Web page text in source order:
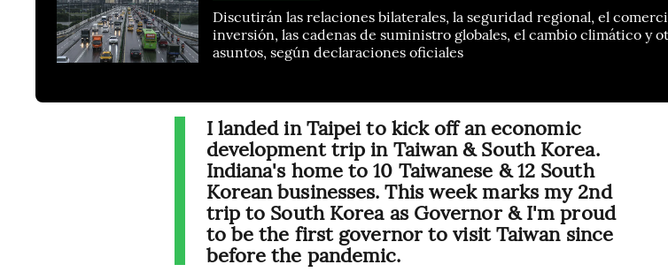
Discutirán las relaciones bilaterales, la seguridad regional, el
inversión, las cadenas de suministro globales, el cambio climático y
asuntos, según declaraciones oficiales
I landed in Taipei to kick off an economic
development trip in Taiwan & South Korea.
Indiana's home to 10 Taiwanese & 12 South
Korean businesses. This week marks my 2nd
trip to South Korea as Governor & I'm proud
to be the first governor to visit Taiwan since
before the pandemic.